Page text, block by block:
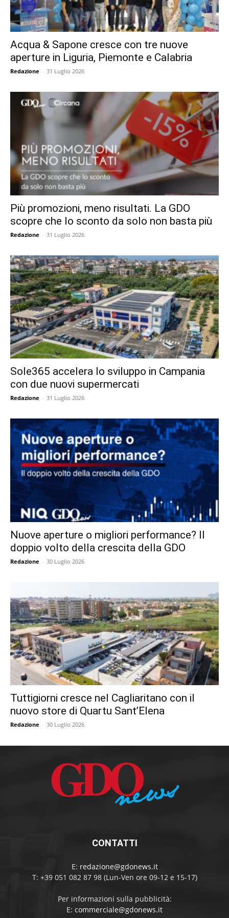
Acqua & Sapone cresce con tre nuove
aperture in Liguria, Piemonte e Calabria
Redazione - 31 Luglio 2026
Più promozioni, meno risultati. La GDO
scopre che lo sconto da solo non basta più
Redazione - 31 Luglio 2026
Sole365 accelera lo sviluppo in Campania
con due nuovi supermercati
Redazione - 31 Luglio 2026
Nuove aperture o migliori performance? Il
doppio volto della crescita della GDO
Redazione - 30 Luglio 2026
Tuttigiorni cresce nel Cagliaritano con il
nuovo store di Quartu Sant’Elena
Redazione - 30 Luglio 2026
CONTATTI
E: redazione@gdonews.it
T: +39 051 082 87 98 (Lun-Ven ore 09-12 e 15-17)
Per informazioni sulla pubblicità:
E: commerciale@gdonews.it